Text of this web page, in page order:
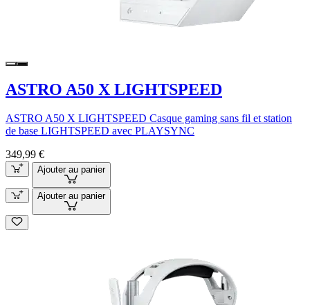
ASTRO A50 X LIGHTSPEED
ASTRO A50 X LIGHTSPEED Casque gaming sans fil et station
de base LIGHTSPEED avec PLAYSYNC
349,99 €
Ajouter au panier
Ajouter au panier